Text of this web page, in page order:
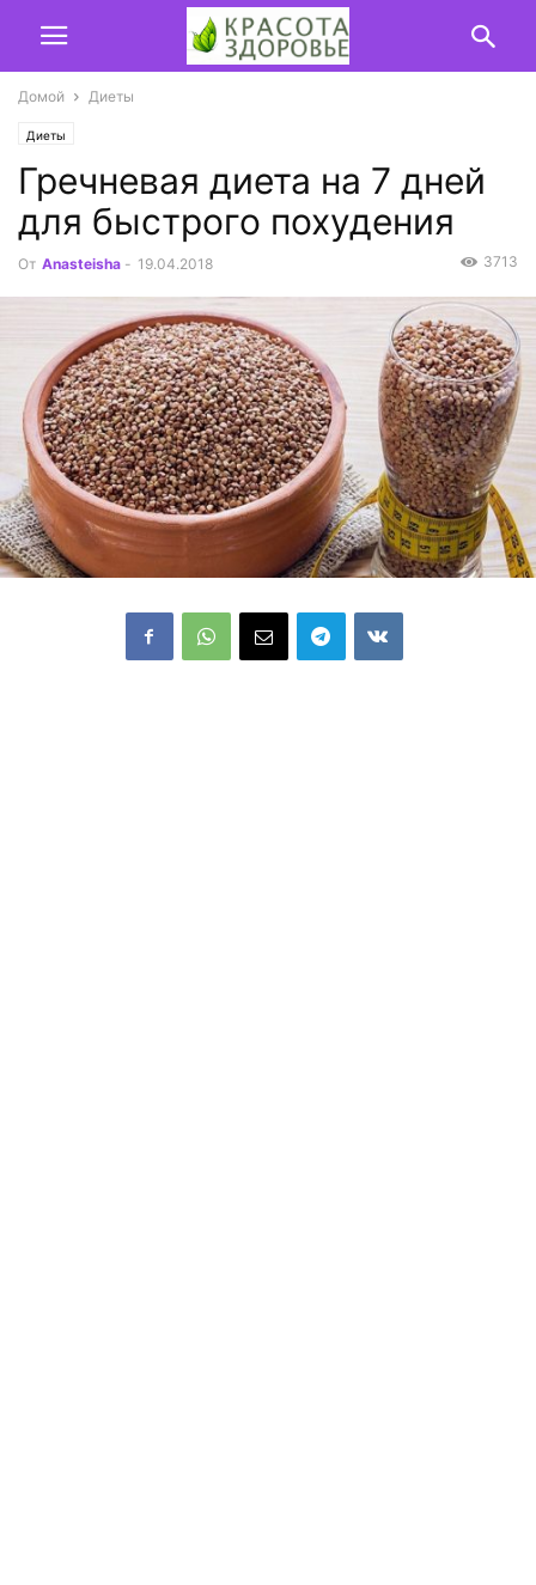
Домой Диеты
Диеты
Гречневая диета на 7 дней
для быстрого похудения
От Anasteisha - 19.04.2018 3713